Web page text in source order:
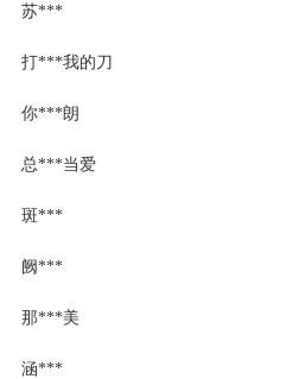
苏***
打***我的刀
你***朗
总***当爱
斑***
阙***
那***美
涵***